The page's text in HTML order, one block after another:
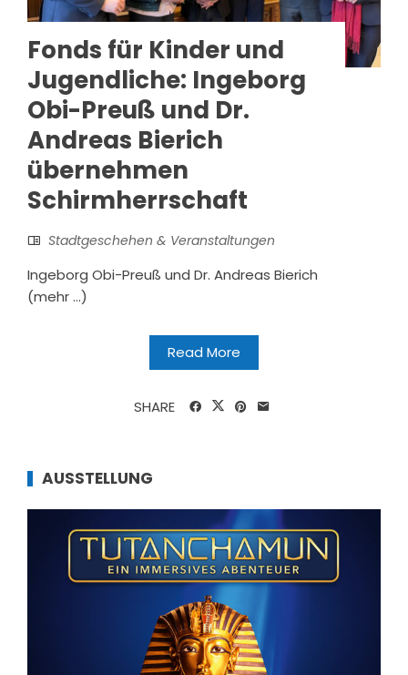
Fonds für Kinder und
Jugendliche: Ingeborg
Obi-Preuß und Dr.
Andreas Bierich
übernehmen
Schirmherrschaft
Stadtgeschehen & Veranstaltungen
Ingeborg Obi-Preuß und Dr. Andreas Bierich
(mehr …)
Read More
SHARE
AUSSTELLUNG